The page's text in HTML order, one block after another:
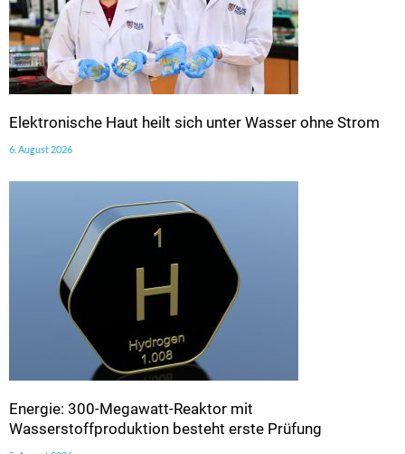
Elektronische Haut heilt sich unter Wasser ohne Strom
6. August 2026
Energie: 300-Megawatt-Reaktor mit
Wasserstoffproduktion besteht erste Prüfung